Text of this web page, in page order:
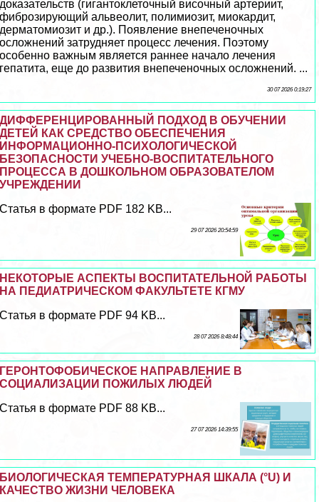
доказательств (гигантоклеточный височный артериит,
фиброзирующий альвеолит, полимиозит, миокардит,
дерматомиозит и др.). Появление внепеченочных
осложнений затрудняет процесс лечения. Поэтому
особенно важным является раннее начало лечения
гепатита, еще до развития внепеченочных осложнений. ...
30 07 2026 0:19:27
ДИФФЕРЕНЦИРОВАННЫЙ ПОДХОД В ОБУЧЕНИИ
ДЕТЕЙ КАК СРЕДСТВО ОБЕСПЕЧЕНИЯ
ИНФОРМАЦИОННО-ПСИХОЛОГИЧЕСКОЙ
БЕЗОПАСНОСТИ УЧЕБНО-ВОСПИТАТЕЛЬНОГО
ПРОЦЕССА В ДОШКОЛЬНОМ ОБРАЗОВАТЕЛОМ
УЧРЕЖДЕНИИ
Статья в формате PDF 182 KB...
29 07 2026 20:54:59
НЕКОТОРЫЕ АСПЕКТЫ ВОСПИТАТЕЛЬНОЙ РАБОТЫ
НА ПЕДИАТРИЧЕСКОМ ФАКУЛЬТЕТЕ КГМУ
Статья в формате PDF 94 KB...
28 07 2026 8:48:44
ГЕРОНТОФОБИЧЕСКОЕ НАПРАВЛЕНИЕ В
СОЦИАЛИЗАЦИИ ПОЖИЛЫХ ЛЮДЕЙ
Статья в формате PDF 88 KB...
27 07 2026 14:39:55
БИОЛОГИЧЕСКАЯ ТЕМПЕРАТУРНАЯ ШКАЛА (°U) И
КАЧЕСТВО ЖИЗНИ ЧЕЛОВЕКА